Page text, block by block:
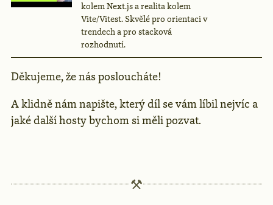
kolem Next.js a realita kolem
Vite/Vitest. Skvělé pro orientaci v
trendech a pro stacková
rozhodnutí.
Děkujeme, že nás posloucháte!
A klidně nám napište, který díl se vám líbil nejvíc a
jaké další hosty bychom si měli pozvat.